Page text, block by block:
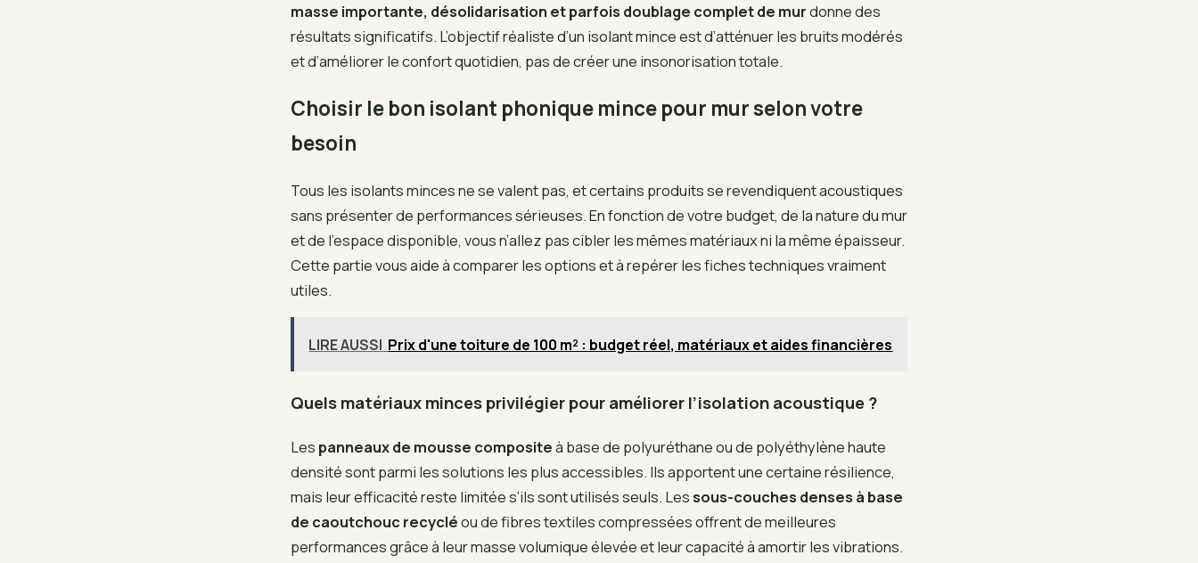
masse importante, désolidarisation et parfois doublage complet de murdonne des
résultats significatifs. L’objectif réaliste d’un isolant mince est d’atténuer les bruits modérés
et d’améliorer le confort quotidien, pas de créer une insonorisation totale.
Choisir le bon isolant phonique mince pour mur selon votre
besoin
Tous les isolants minces ne se valent pas, et certains produits se revendiquent acoustiques
sans présenter de performances sérieuses. En fonction de votre budget, de la nature du mur
et de l’espace disponible, vous n’allez pas cibler les mêmes matériaux ni la même épaisseur.
Cette partie vous aide à comparer les options et à repérer les fiches techniques vraiment
utiles.
LIRE AUSSI Prix d'une toiture de 100 m² : budget réel, matériaux et aides financières
Quels matériaux minces privilégier pour améliorer l’isolation acoustique ?
Les panneaux de mousse compositeà base de polyuréthane ou de polyéthylène haute
densité sont parmi les solutions les plus accessibles. Ils apportent une certaine résilience,
mais leur efficacité reste limitée s’ils sont utilisés seuls. Lessous-couches denses à base
de caoutchouc recycléou de fibres textiles compressées offrent de meilleures
performances grâce à leur masse volumique élevée et leur capacité à amortir les vibrations.